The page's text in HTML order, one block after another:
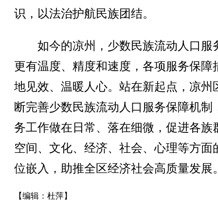
识，以法治护航民族团结。
如今的凉州，少数民族流动人口服
更有温度、精度和速度，各项服务保障
地见效、温暖人心。站在新起点，凉州
断完善少数民族流动人口服务保障机制
务工作做在日常、落在细微，促进各族
空间、文化、经济、社会、心理等方面
位嵌入，助推全区经济社会高质量发展
【编辑：杜萍】